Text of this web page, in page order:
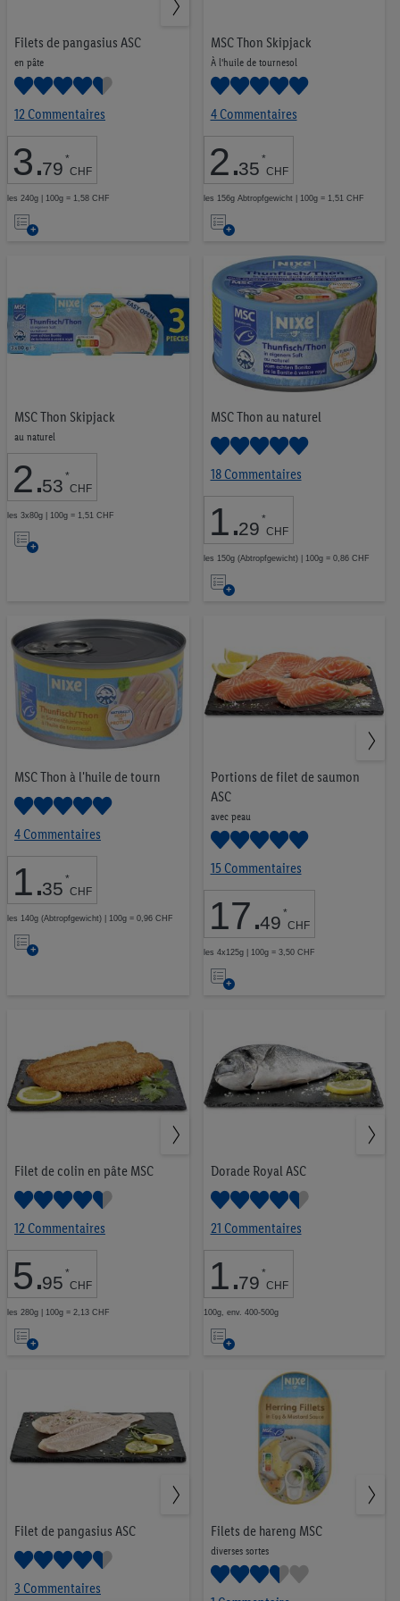
Filets de pangasius ASC
en pâte
12 Commentaires
3.79 *
CHF
les 240g | 100g = 1,58 CHF
Ajouter
liste
d’envies
MSC Thon Skipjack
À l'huile de tournesol
4 Commentaires
2.35 *
CHF
les 156g Abtropfgewicht | 100g = 1,51 CHF
Ajouter
la
liste
d’envies
MSC Thon Skipjack
au naturel
2.53 *
CHF
les 3x80g | 100g = 1,51 CHF
Ajouter
liste
d’envies
MSC Thon au naturel
18 Commentaires
1.29 *
CHF
les 150g (Abtropfgewicht) | 100g = 0,86 CHF
Ajouter
liste
d’envies
MSC Thon à l'huile de tourn
4 Commentaires
1.35 *
CHF
les 140g (Abtropfgewicht) | 100g = 0,96 CHF
Ajouter
d’envies
Portions de filet de saumon
ASC
avec peau
15 Commentaires
17.49 *
CHF
les 4x125g | 100g = 3,50 CHF
Ajouter
liste
d’envies
Filet de colin en pâte MSC
12 Commentaires
5.95 *
CHF
les 280g | 100g = 2,13 CHF
Ajouter
liste
d’envies
Dorade Royal ASC
21 Commentaires
1.79 *
CHF
100g, env. 400-500g
Ajouter
d’envies
Filet de pangasius ASC
3 Commentaires
Filets de hareng MSC
diverses sortes
Snacks équilibrés 33
1,00 CHF 17,99 CHF
Fisher's Choice
Rio Mare
5
Fischerstolz
2
select & go
Deluxe
1
Sushi4You